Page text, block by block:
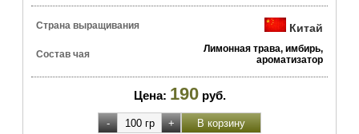
Страна выращивания Китай
Состав чая
Лимонная трава, имбирь,
ароматизатор
Цена: 190 руб.